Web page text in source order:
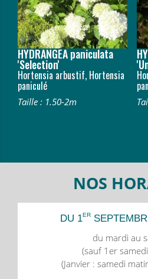
HYDRANGEA paniculata
'Selection'
Hortensia arbustif, Hortensia
paniculé
Taille : 1.50-2m
NOS
DU 1ER
du mardi au
(sauf 1er
(Janvier : samedi